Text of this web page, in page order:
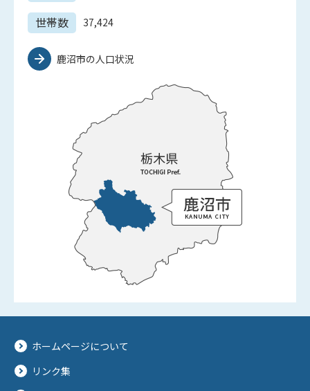
世帯数 37,424
鹿沼市の人口状況
ホームページについて
リンク集